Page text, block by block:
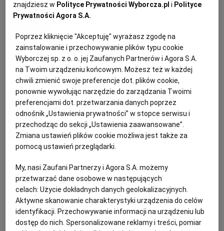
ŁÓDŹ
OLSZTYN
OPOLE
PŁOCK
POZNAŃ
RADOM
RYBNIK
PUBLIO.PL
KULTURALNYSKLEP.PL
DZIECKO
ZDROWIE
POGODA
PODRÓŻE
WIDEO
FORUM
Aurelia Grzywacz, dietetyk
Zdrowa dieta z "Kuchnią". Jadłospis
czerwiec, tydzień 4.
DANIA SEZONOWE DIETA DIETETYCZNE PRZEPISY JADŁOSPIS
Magazyn Kuchnia
Kolorowe, niskokaloryczne i
pyszne. Jak grillować warzywa
GRILL GRILLOWANE WARZYWA GRILLOWANIE PRZEPISY NA GRILLA
Aurelia Grzywacz, dietetyk
Zdrowa dieta z "Kuchnią". Jadłospis
znajdziesz w Polityce Prywatności Wyborcza.pl i Polityce
Prywatności Agora S.A.
Poprzez kliknięcie "Akceptuję" wyrażasz zgodę na
zainstalowanie i przechowywanie plików typu cookie
Wyborczej sp. z o. o. jej Zaufanych Partnerów i Agora S.A.
na Twoim urządzeniu końcowym. Możesz też w każdej
chwili zmienić swoje preferencje dot. plików cookie,
ponownie wywołując narzędzie do zarządzania Twoimi
preferencjami dot. przetwarzania danych poprzez
odnośnik „Ustawienia prywatności” w stopce serwisu i
przechodząc do sekcji „Ustawienia zaawansowane”.
Zmiana ustawień plików cookie możliwa jest także za
pomocą ustawień przeglądarki.
My, nasi Zaufani Partnerzy i Agora S.A. możemy
przetwarzać dane osobowe w następujących
celach:Użycie dokładnych danych geolokalizacyjnych.
Aktywne skanowanie charakterystyki urządzenia do celów
identyfikacji. Przechowywanie informacji na urządzeniu lub
dostęp do nich. Spersonalizowane reklamy i treści, pomiar